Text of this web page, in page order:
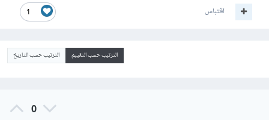
1 اقتباس
الترتيب حسب التقييم الترتيب حسب التاريخ
0